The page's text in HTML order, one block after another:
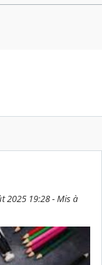
2025 19:28 - Mis à